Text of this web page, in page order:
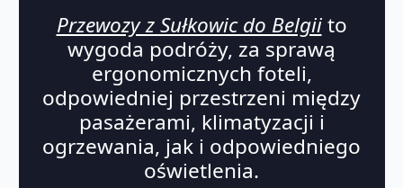
Przewozy z Sułkowic do Belgiito
wygoda podróży, za sprawą
ergonomicznych foteli,
odpowiedniej przestrzeni między
pasażerami, klimatyzacji i
ogrzewania, jak i odpowiedniego
oświetlenia.